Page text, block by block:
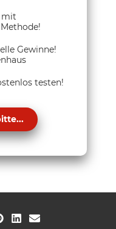
mit
Gewinne!
testen!